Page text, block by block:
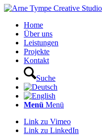
Home
Über uns
Leistungen
Projekte
Kontakt
Suche
Menü Menü
Link zu Vimeo
Link zu LinkedIn